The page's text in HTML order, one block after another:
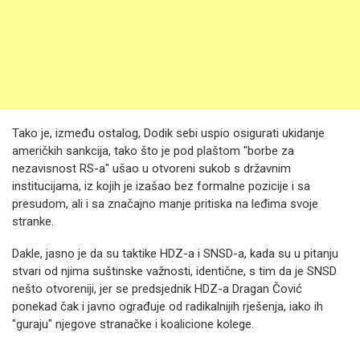
Tako je, između ostalog, Dodik sebi uspio osigurati ukidanje
američkih sankcija, tako što je pod plaštom "borbe za
nezavisnost RS-a" ušao u otvoreni sukob s državnim
institucijama, iz kojih je izašao bez formalne pozicije i sa
presudom, ali i sa značajno manje pritiska na leđima svoje
stranke.
Dakle, jasno je da su taktike HDZ-a i SNSD-a, kada su u pitanju
stvari od njima suštinske važnosti, identične, s tim da je SNSD
nešto otvoreniji, jer se predsjednik HDZ-a Dragan Čović
ponekad čak i javno ograđuje od radikalnijih rješenja, iako ih
"guraju" njegove stranačke i koalicione kolege.